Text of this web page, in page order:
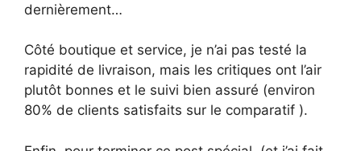
dernièrement…
Côté boutique et service, je n’ai pas testé la
rapidité de livraison, mais les critiques ont l’air
plutôt bonnes et le suivi bien assuré (environ
80% de clients satisfaits sur le comparatif ).